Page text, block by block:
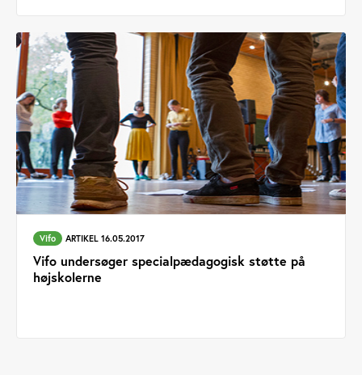
Vifo ARTIKEL 16.05.2017
Vifo undersøger specialpædagogisk støtte på
højskolerne